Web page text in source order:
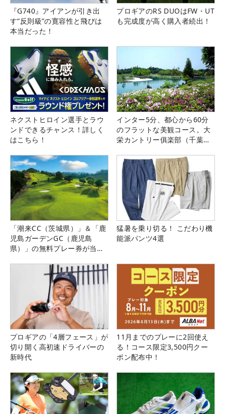
『G740』アイアンが引き出
す“反則級”の寛容性と飛びは
本当だった！
プロギアのRS DUOはFW・UT
も完成度が高く購入者続出！
ネクストヒロイン選手とラウ
ンドできるチャンス！詳しく
はこちら！
インター5分、都心から60分
のフラットな美観コース。大
栄カントリー俱楽部（千葉
「潮来CC（茨城県）」＆「鹿
児島ガーデンGC（鹿児島
県）」の無料プレー券が当た
猛暑を乗り切る！ こだわり機
能派パンツ4選
プロギアの「4層フェース」が
切り開く高初速ドライバーの
新時代
11月までのプレーに2回使え
る！コース限定3,500円クー
ポン配布中！